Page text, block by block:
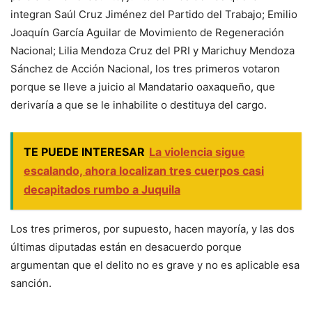
integran Saúl Cruz Jiménez del Partido del Trabajo; Emilio
Joaquín García Aguilar de Movimiento de Regeneración
Nacional; Lilia Mendoza Cruz del PRI y Marichuy Mendoza
Sánchez de Acción Nacional, los tres primeros votaron
porque se lleve a juicio al Mandatario oaxaqueño, que
derivaría a que se le inhabilite o destituya del cargo.
TE PUEDE INTERESAR La violencia sigue
escalando, ahora localizan tres cuerpos casi
decapitados rumbo a Juquila
Los tres primeros, por supuesto, hacen mayoría, y las dos
últimas diputadas están en desacuerdo porque
argumentan que el delito no es grave y no es aplicable esa
sanción.